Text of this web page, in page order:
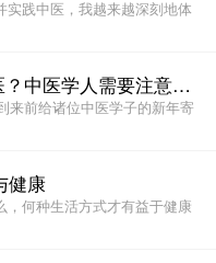
践中医，我越来越深刻地体
刘力红 | 如何学好中医？中医学人需要注意这几点
来前给诸位中医学子的新年寄
健康
何种生活方式才有益于健康